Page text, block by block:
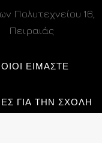
Πολυτεχνείου 16,
Πειραιάς
ΕΙΜΑΣΤΕ
ΓΙΑ ΤΗΝ ΣΧΟΛΗ